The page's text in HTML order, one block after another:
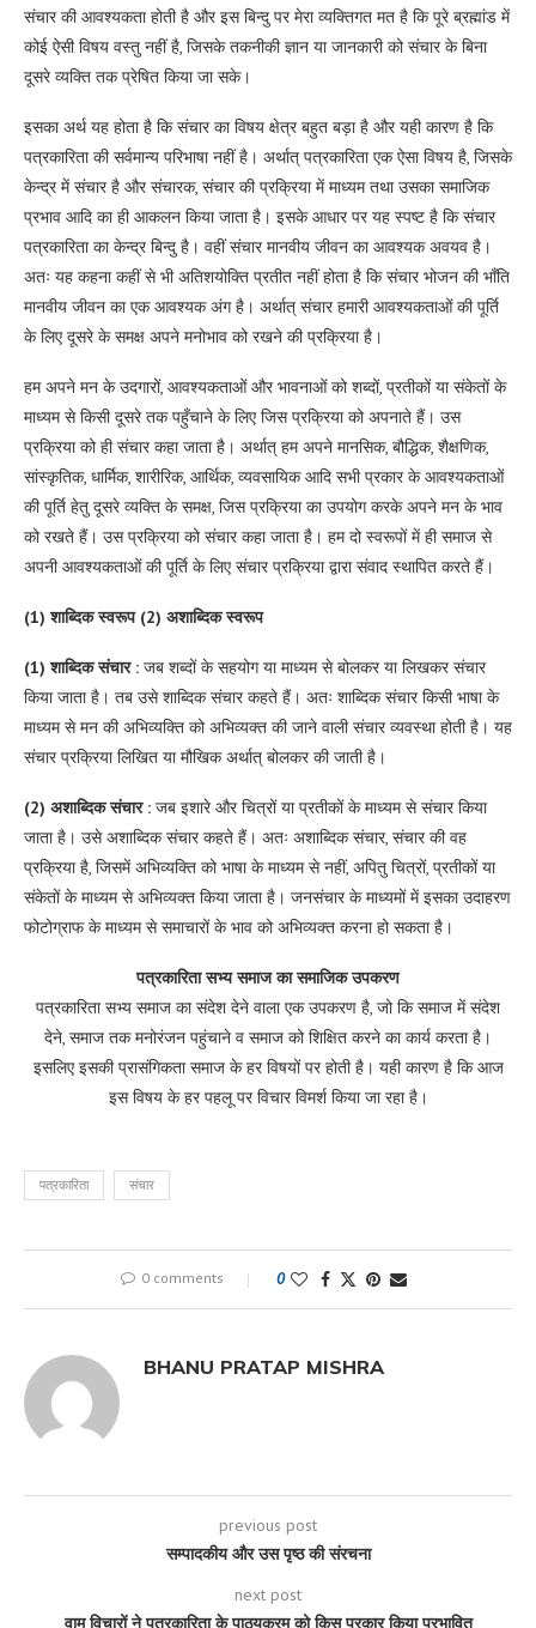
संचार की आवश्यकता होती है और इस बिन्दु पर मेरा व्यक्तिगत मत है कि पूरे ब्रह्मांड में
कोई ऐसी विषय वस्तु नहीं है, जिसके तकनीकी ज्ञान या जानकारी को संचार के बिना
दूसरे व्यक्ति तक प्रेषित किया जा सके।
इसका अर्थ यह होता है कि संचार का विषय क्षेत्र बहुत बड़ा है और यही कारण है कि
पत्रकारिता की सर्वमान्य परिभाषा नहीं है। अर्थात् पत्रकारिता एक ऐसा विषय है, जिसके
केन्द्र में संचार है और संचारक, संचार की प्रक्रिया में माध्यम तथा उसका समाजिक
प्रभाव आदि का ही आकलन किया जाता है। इसके आधार पर यह स्पष्ट है कि संचार
पत्रकारिता का केन्द्र बिन्दु है। वहीं संचार मानवीय जीवन का आवश्यक अवयव है।
अतः यह कहना कहीं से भी अतिशयोक्ति प्रतीत नहीं होता है कि संचार भोजन की भाँति
मानवीय जीवन का एक आवश्यक अंग है। अर्थात् संचार हमारी आवश्यकताओं की पूर्ति
के लिए दूसरे के समक्ष अपने मनोभाव को रखने की प्रक्रिया है।
हम अपने मन के उदगारों, आवश्यकताओं और भावनाओं को शब्दों, प्रतीकों या संकेतों के
माध्यम से किसी दूसरे तक पहुँचाने के लिए जिस प्रक्रिया को अपनाते हैं। उस
प्रक्रिया को ही संचार कहा जाता है। अर्थात् हम अपने मानसिक, बौद्धिक, शैक्षणिक,
सांस्कृतिक, धार्मिक, शारीरिक, आर्थिक, व्यवसायिक आदि सभी प्रकार के आवश्यकताओं
की पूर्ति हेतु दूसरे व्यक्ति के समक्ष, जिस प्रक्रिया का उपयोग करके अपने मन के भाव
को रखते हैं। उस प्रक्रिया को संचार कहा जाता है। हम दो स्वरूपों में ही समाज से
अपनी आवश्यकताओं की पूर्ति के लिए संचार प्रक्रिया द्वारा संवाद स्थापित करते हैं।
(1) शाब्दिक स्वरूप (2) अशाब्दिक स्वरूप
(1) शाब्दिक संचार : जब शब्दों के सहयोग या माध्यम से बोलकर या लिखकर संचार
किया जाता है। तब उसे शाब्दिक संचार कहते हैं। अतः शाब्दिक संचार किसी भाषा के
माध्यम से मन की अभिव्यक्ति को अभिव्यक्त की जाने वाली संचार व्यवस्था होती है। यह
संचार प्रक्रिया लिखित या मौखिक अर्थात् बोलकर की जाती है।
(2) अशाब्दिक संचार : जब इशारे और चित्रों या प्रतीकों के माध्यम से संचार किया
जाता है। उसे अशाब्दिक संचार कहते हैं। अतः अशाब्दिक संचार, संचार की वह
प्रक्रिया है, जिसमें अभिव्यक्ति को भाषा के माध्यम से नहीं, अपितु चित्रों, प्रतीकों या
संकेतों के माध्यम से अभिव्यक्त किया जाता है। जनसंचार के माध्यमों में इसका उदाहरण
फोटोग्राफ के माध्यम से समाचारों के भाव को अभिव्यक्त करना हो सकता है।
पत्रकारिता सभ्य समाज का समाजिक उपकरण
पत्रकारिता सभ्य समाज का संदेश देने वाला एक उपकरण है, जो कि समाज में संदेश
देने, समाज तक मनोरंजन पहुंचाने व समाज को शिक्षित करने का कार्य करता है।
इसलिए इसकी प्रासंगिकता समाज के हर विषयों पर होती है। यही कारण है कि आज
इस विषय के हर पहलू पर विचार विमर्श किया जा रहा है।
पत्रकारिता संचार
0 comments 0
BHANU PRATAP MISHRA
previous post
सम्पादकीय और उस पृष्ठ की संरचना
next post
वाम विचारों ने पत्रकारिता के पाठ्यक्रम को किस प्रकार किया प्रभावित